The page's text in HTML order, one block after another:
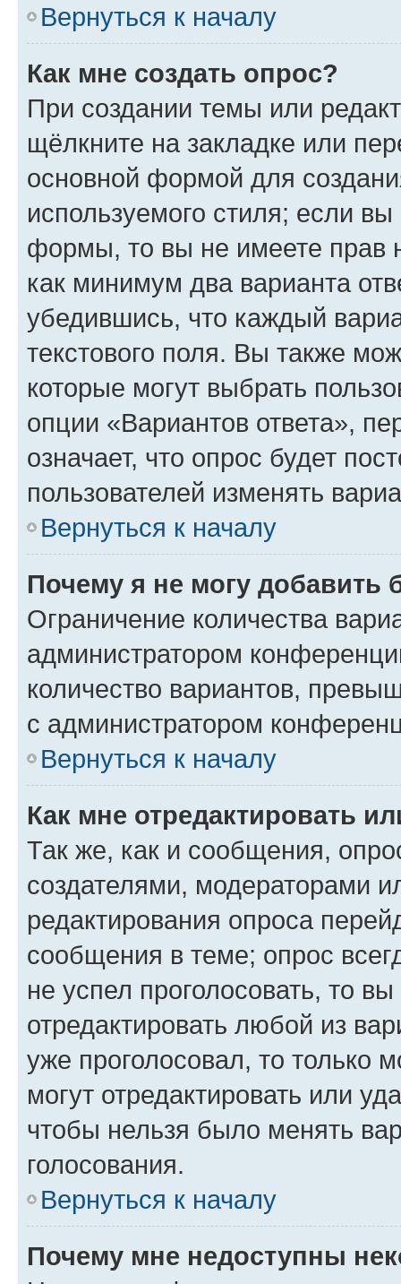
Вернуться к началу
Как мне создать опрос?
При создании темы или
щёлкните на закладке или
основной формой для
используемого стиля; если
формы, то вы не имеете прав
как минимум два варианта
убедившись, что каждый
текстового поля. Вы также
которые могут выбрать
опции «Вариантов ответа»,
означает, что опрос будет
пользователей изменять
Вернуться к началу
Почему я не могу добавить
Ограничение количества
администратором
количество вариантов,
с администратором
Вернуться к началу
Как мне отредактировать
Так же, как и сообщения,
создателями, модераторами
редактирования опроса
сообщения в теме; опрос
не успел проголосовать, то
отредактировать любой из
уже проголосовал, то только
могут отредактировать или
чтобы нельзя было менять
голосования.
Вернуться к началу
Почему мне недоступны